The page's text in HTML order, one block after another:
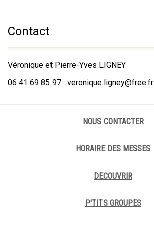
Contact
Véronique et Pierre-Yves LIGNEY
06 41 69 85 97 veronique.ligney@free.fr
NOUS CONTACTER
HORAIRE DES MESSES
DECOUVRIR
P'TITS GROUPES